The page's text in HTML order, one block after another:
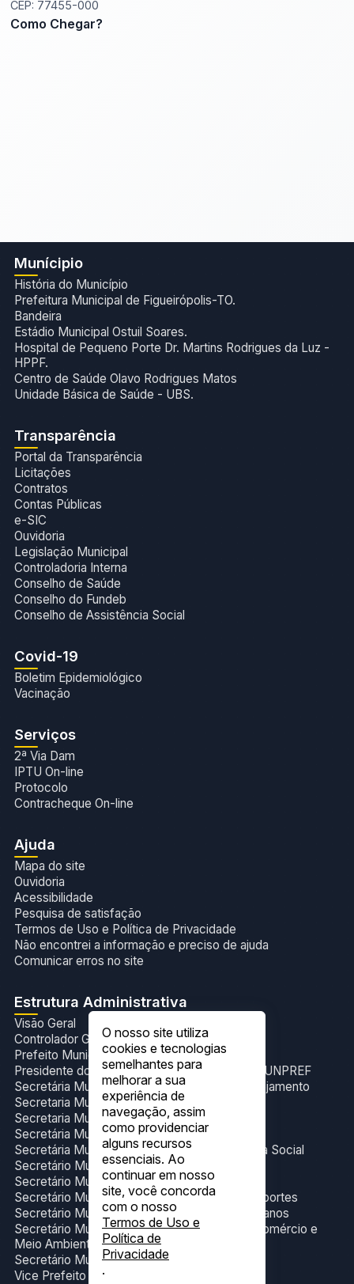
CEP: 77455-000
Como Chegar?
Munícipio
História do Município
Prefeitura Municipal de Figueirópolis-TO.
Bandeira
Estádio Municipal Ostuil Soares.
Hospital de Pequeno Porte Dr. Martins Rodrigues da Luz -
HPPF.
Centro de Saúde Olavo Rodrigues Matos
Unidade Básica de Saúde - UBS.
Transparência
Portal da Transparência
Licitações
Contratos
Contas Públicas
e-SIC
Ouvidoria
Legislação Municipal
Controladoria Interna
Conselho de Saúde
Conselho do Fundeb
Conselho de Assistência Social
Covid-19
Boletim Epidemiológico
Vacinação
Serviços
2ª Via Dam
IPTU On-line
Protocolo
Contracheque On-line
Ajuda
Mapa do site
Ouvidoria
Acessibilidade
Pesquisa de satisfação
Termos de Uso e Política de Privacidade
Não encontrei a informação e preciso de ajuda
Comunicar erros no site
Estrutura Administrativa
Visão Geral
Controlador Geral do Município
Prefeito Municipal
Presidente do Fundo de Previdência Social- FUNPREF
Secretária Municipal de Administração e Planejamento
Secretaria Municipal de Cultura e Eventos
Secretaria Municipal de Esporte
Secretária Municipal de Gabinete
Secretária Municipal de Trabalho e Assistência Social
Secretário Municipal de Educação
Secretário Municipal de Finanças
Secretário Municipal de Infraestrutura e Transportes
Secretário Municipal de Obras e Serviços Urbanos
Secretário Municipal de Produção, Indústria,Comércio e
Meio Ambiente
Secretário Municipal de Saúde.
Vice Prefeito Municipal
O nosso site utiliza
cookies e tecnologias
semelhantes para
melhorar a sua
experiência de
navegação, assim
como providenciar
alguns recursos
essenciais. Ao
continuar em nosso
site, você concorda
com o nosso
Termos de Uso e
Política de
Privacidade
.